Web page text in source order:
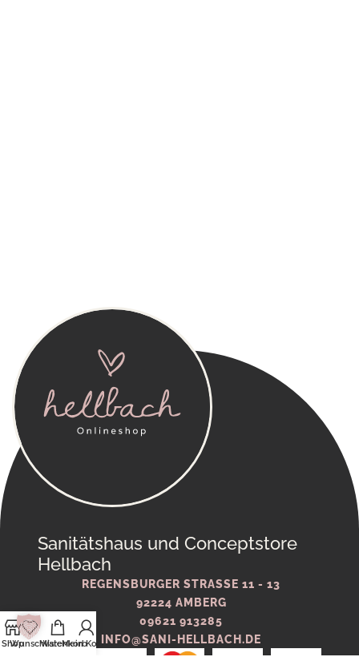
Sanitätshaus und Conceptstore
Hellbach
REGENSBURGER STRASSE 11 - 13
92224 AMBERG
09621 913285
INFO@SANI-HELLBACH.DE
Shop
WunschlisteWarenkorb
Mein Konto